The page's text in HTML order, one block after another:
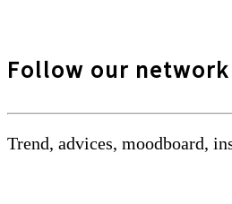
Follow our network
Trend, advices, moodboard,